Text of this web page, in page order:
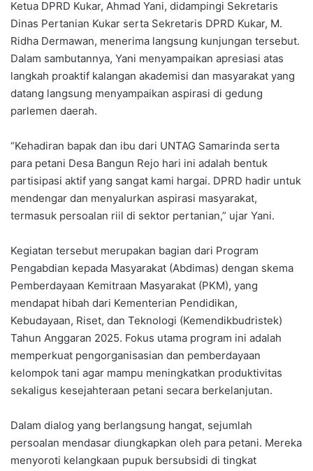
Ketua DPRD Kukar, Ahmad Yani, didampingi Sekretaris
Dinas Pertanian Kukar serta Sekretaris DPRD Kukar, M.
Ridha Dermawan, menerima langsung kunjungan tersebut.
Dalam sambutannya, Yani menyampaikan apresiasi atas
langkah proaktif kalangan akademisi dan masyarakat yang
datang langsung menyampaikan aspirasi di gedung
parlemen daerah.
“Kehadiran bapak dan ibu dari UNTAG Samarinda serta
para petani Desa Bangun Rejo hari ini adalah bentuk
partisipasi aktif yang sangat kami hargai. DPRD hadir untuk
mendengar dan menyalurkan aspirasi masyarakat,
termasuk persoalan riil di sektor pertanian,” ujar Yani.
Kegiatan tersebut merupakan bagian dari Program
Pengabdian kepada Masyarakat (Abdimas) dengan skema
Pemberdayaan Kemitraan Masyarakat (PKM), yang
mendapat hibah dari Kementerian Pendidikan,
Kebudayaan, Riset, dan Teknologi (Kemendikbudristek)
Tahun Anggaran 2025. Fokus utama program ini adalah
memperkuat pengorganisasian dan pemberdayaan
kelompok tani agar mampu meningkatkan produktivitas
sekaligus kesejahteraan petani secara berkelanjutan.
Dalam dialog yang berlangsung hangat, sejumlah
persoalan mendasar diungkapkan oleh para petani. Mereka
menyoroti kelangkaan pupuk bersubsidi di tingkat